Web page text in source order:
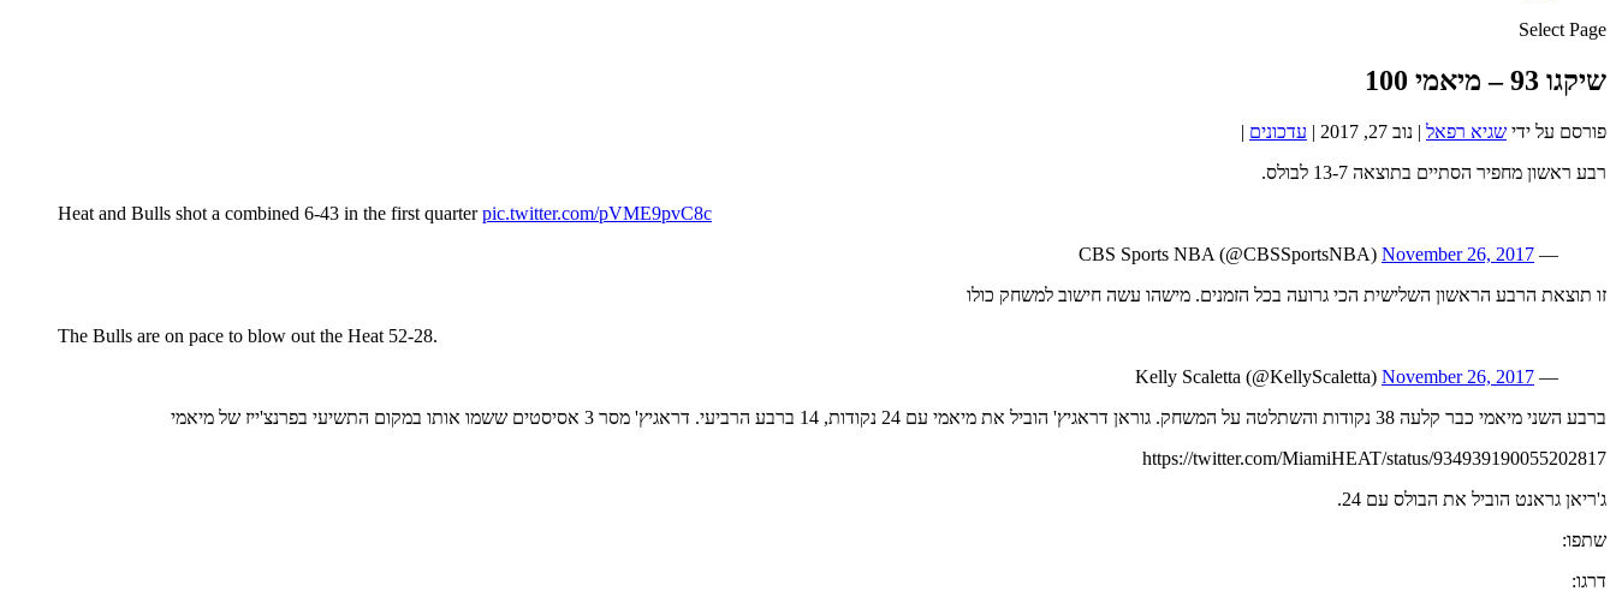
Select Page
שיקגו 93 – מיאמי 100
פורסם על ידי שגיא רפאל | נוב 27, 2017 | עדכונים |
רבע ראשון מחפיר הסתיים בתוצאה 13-7 לבולס.
Heat and Bulls shot a combined 6-43 in the first quarterpic.twitter.com/pVME9pvC8c
— CBS Sports NBA (@CBSSportsNBA)
November 26, 2017
זו תוצאת הרבע הראשון השלישית הכי גרועה בכל הזמנים. מישהו עשה חישוב למשחק כולו
The Bulls are on pace to blow out the Heat 52-28.
— Kelly Scaletta (@KellyScaletta)
November 26, 2017
ברבע השני מיאמי כבר קלעה 38 נקודות והשתלטה על המשחק. גוראן דראגיץ' הוביל את מיאמי עם 24 נקודות, 14 ברבע הרביעי. דראגיץ' מסר 3 אסיסטים ששמו אותו במקום התשיעי בפרנצ'ייז של מיאמי
https://twitter.com/MiamiHEAT/status/934939190055202817
ג'ריאן גראנט הוביל את הבולס עם 24.
שתפו:
דרגו: